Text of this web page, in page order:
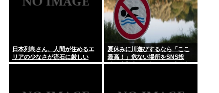
鏡見たら4割くらい白髪になってたんだが、流石に染めたほう
『紅白』出場の17歳女子高生シンガー・tuki. ハワイで素顔
以...
日本列島さん、人間が住めるエ
リアの少なさが流石に厳しい
www
夏休みに川遊びするなら「ここ
最高！」危ない場所をSNS投
稿、水難事故が起きたら法的責